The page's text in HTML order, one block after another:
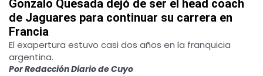
Gonzalo Quesada dejó de ser el head coach
de Jaguares para continuar su carrera en
Francia
El exapertura estuvo casi dos años en la franquicia
argentina.
Por Redacción Diario de Cuyo